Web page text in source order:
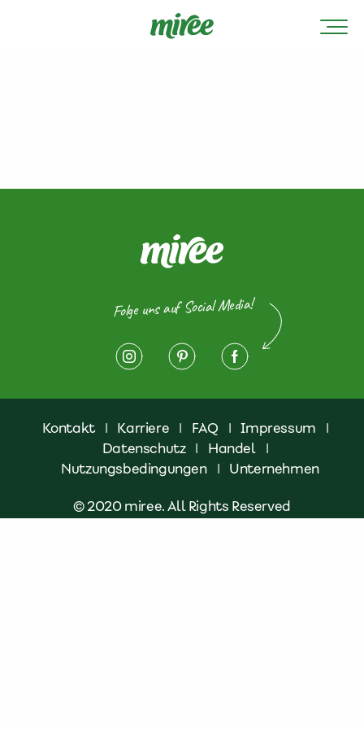
Folge uns auf Social Media!
Kontakt | Karriere | FAQ | Impressum
|
Datenschutz | Handel
|
Nutzungsbedingungen
| Unternehmen
© 2020 miree. All Rights Reserved